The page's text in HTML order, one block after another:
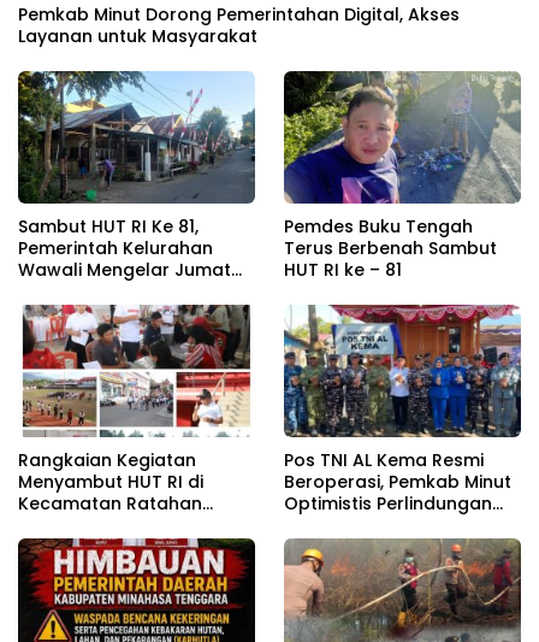
Pemkab Minut Dorong Pemerintahan Digital, Akses
Layanan untuk Masyarakat
Sambut HUT RI Ke 81,
Pemerintah Kelurahan
Wawali Mengelar Jumat
Pemdes Buku Tengah
Terus Berbenah Sambut
HUT RI ke – 81
Rangkaian Kegiatan
Menyambut HUT RI di
Kecamatan Ratahan
Pos TNI AL Kema Resmi
Beroperasi, Pemkab Minut
Optimistis Perlindungan